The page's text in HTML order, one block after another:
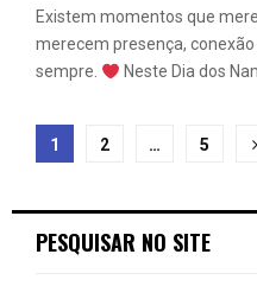
Existem momentos que
merecem presença,
sempre.
Neste Dia dos
Paginação
posts
1 2 … 5
PESQUISAR NO SITE